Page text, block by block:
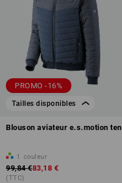
PROMO -16%
Tailles disponibles
Blouson aviateur e.s.motion ten
1 couleur
99,84 €83,18 €
(TTC)